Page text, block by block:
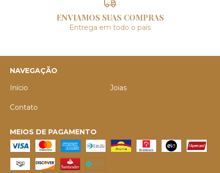
ENVIAMOS SUAS COMPRAS
Entrega em todo o país
NAVEGAÇÃO
Início
Joias
Contato
MEIOS DE PAGAMENTO